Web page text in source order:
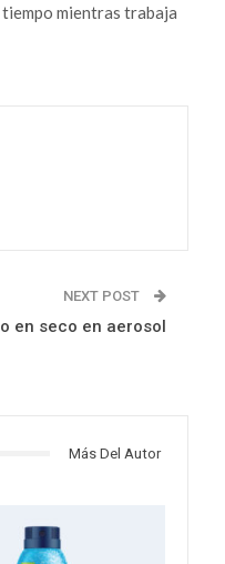
tiempo mientras trabaja
NEXT POST
en seco en aerosol
Más Del Autor